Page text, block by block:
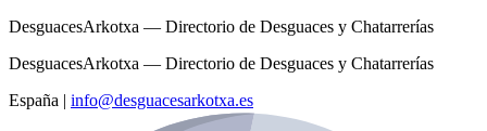
DesguacesArkotxa — Directorio de Desguaces y Chatarrerías
DesguacesArkotxa — Directorio de Desguaces y Chatarrerías
España | info@desguacesarkotxa.es